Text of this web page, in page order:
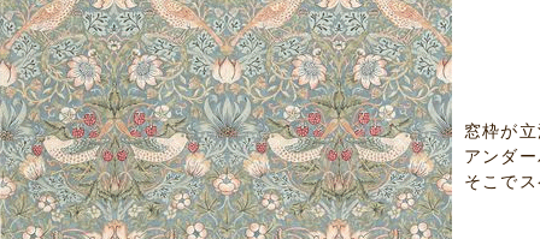
窓枠が
アンダ
そこで